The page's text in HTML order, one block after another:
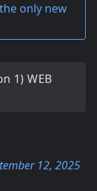
only new
1) WEB
12, 2025